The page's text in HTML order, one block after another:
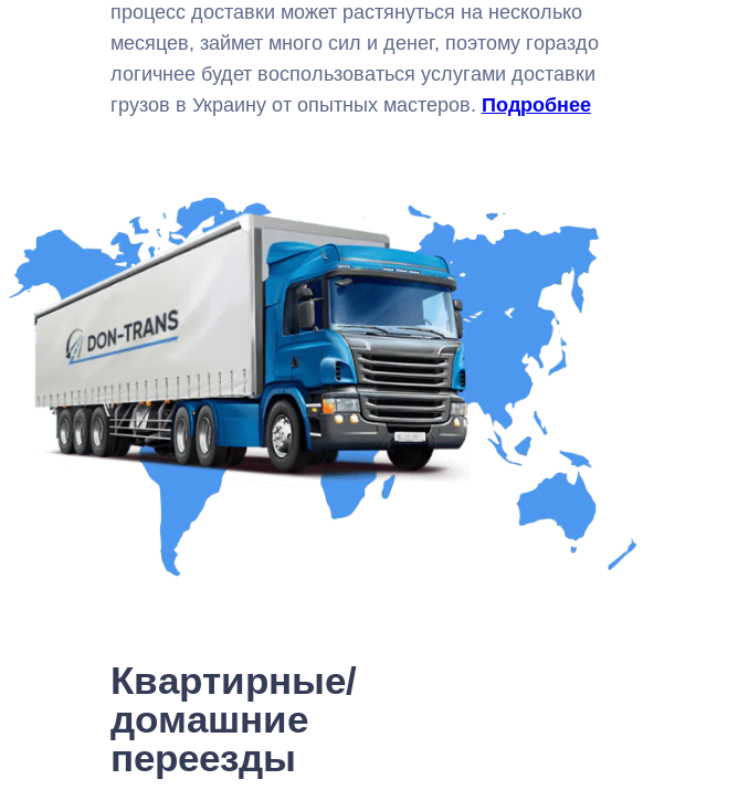
процесс доставки может растянуться на несколько
месяцев, займет много сил и денег, поэтому гораздо
логичнее будет воспользоваться услугами доставки
грузов в Украину от опытных мастеров. Подробнее
Квартирные/
домашние
переезды